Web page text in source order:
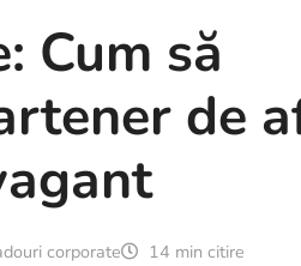
Cum să
de
corporate 14 min citire